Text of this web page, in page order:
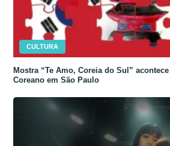
CULTURA
Mostra “Te Amo, Coreia do Sul”
Coreano em São Paulo